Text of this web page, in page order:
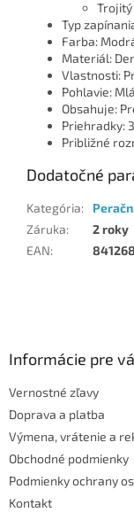
Typ
Farba:
Materiál:
Vlastnosti:
Pohlavie:
Obsahuje:
Priehradky:
Približné
Dodatočné
Kategória:
Záruka:
2 roky
EAN:
Informácie pre
Vernostné zľavy
Doprava a platba
Výmena, vrátenie a
Obchodné podmienky
Podmienky ochrany
Kontakt